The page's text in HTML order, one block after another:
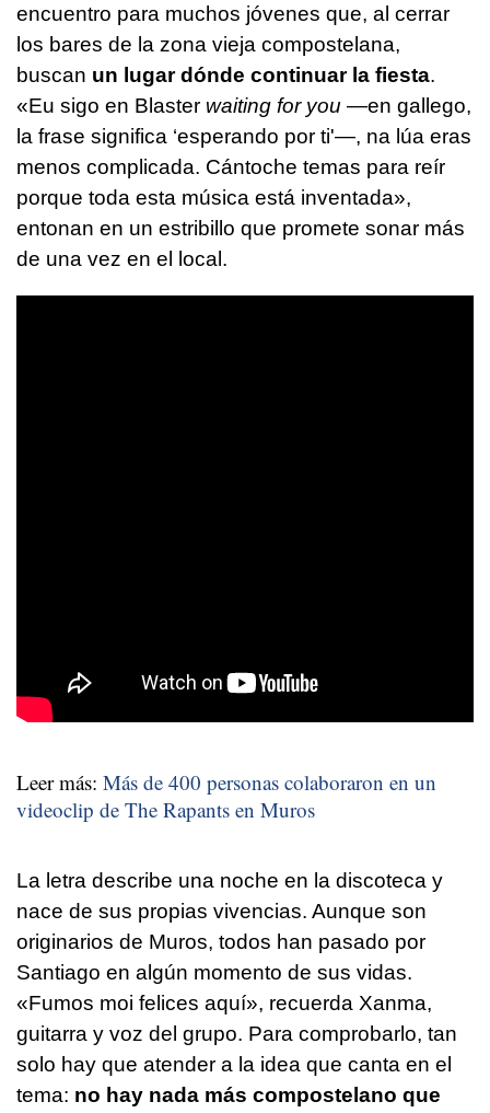
encuentro para muchos jóvenes que, al cerrar
los bares de la zona vieja compostelana,
buscan un lugar dónde continuar la fiesta.
«Eu sigo en Blaster waiting for you —en gallego,
la frase significa ‘esperando por ti'—, na lúa eras
menos complicada. Cántoche temas para reír
porque toda esta música está inventada»,
entonan en un estribillo que promete sonar más
de una vez en el local.
Leer más: Más de 400 personas colaboraron en un
videoclip de The Rapants en Muros
La letra describe una noche en la discoteca y
nace de sus propias vivencias. Aunque son
originarios de Muros, todos han pasado por
Santiago en algún momento de sus vidas.
«Fumos moi felices aquí», recuerda Xanma,
guitarra y voz del grupo. Para comprobarlo, tan
solo hay que atender a la idea que canta en el
tema: no hay nada más compostelano que